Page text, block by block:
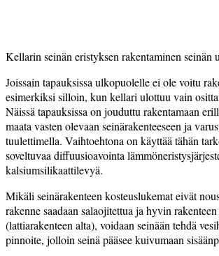
Kellarin seinän eristyksen rakentaminen
Joissain tapauksissa ulkopuolelle ei ole voitu
esimerkiksi silloin, kun kellari ulottuu vain
Näissä tapauksissa on jouduttu rakentamaan
maata vasten olevaan seinärakenteeseen ja
tuulettimella. Vaihtoehtona on käyttää tähän
soveltuvaa diffuusioavointa
kalsiumsilikaattilevyä.
Mikäli seinärakenteen kosteuslukemat eivät
rakenne saadaan salaojitettua ja hyvin
(lattiarakenteen alta), voidaan seinään tehdä
pinnoite, jolloin seinä pääsee kuivumaan